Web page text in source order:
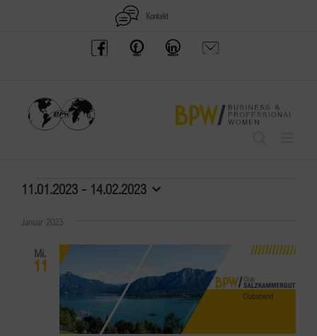
Kontakt
BPW
Austria
Offenes
Frauennetzwerk
BPW
Gruppe
Anfrage
schicken
Veranstaltungen
11.01.2023 - 14.02.2023
wählen.
Januar 2023
Mi.
11